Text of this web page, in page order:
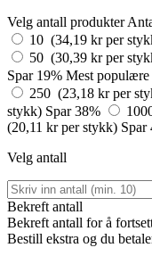
Velg antall produkter
10 (34,19 kr per
50 (30,39 kr per
Spar 19% Mest populære
250 (23,18 kr per
stykk) Spar 38%
(20,11 kr per stykk) Spar
Velg antall
Bekreft antall
Bekreft antall for å
Bestill ekstra og du